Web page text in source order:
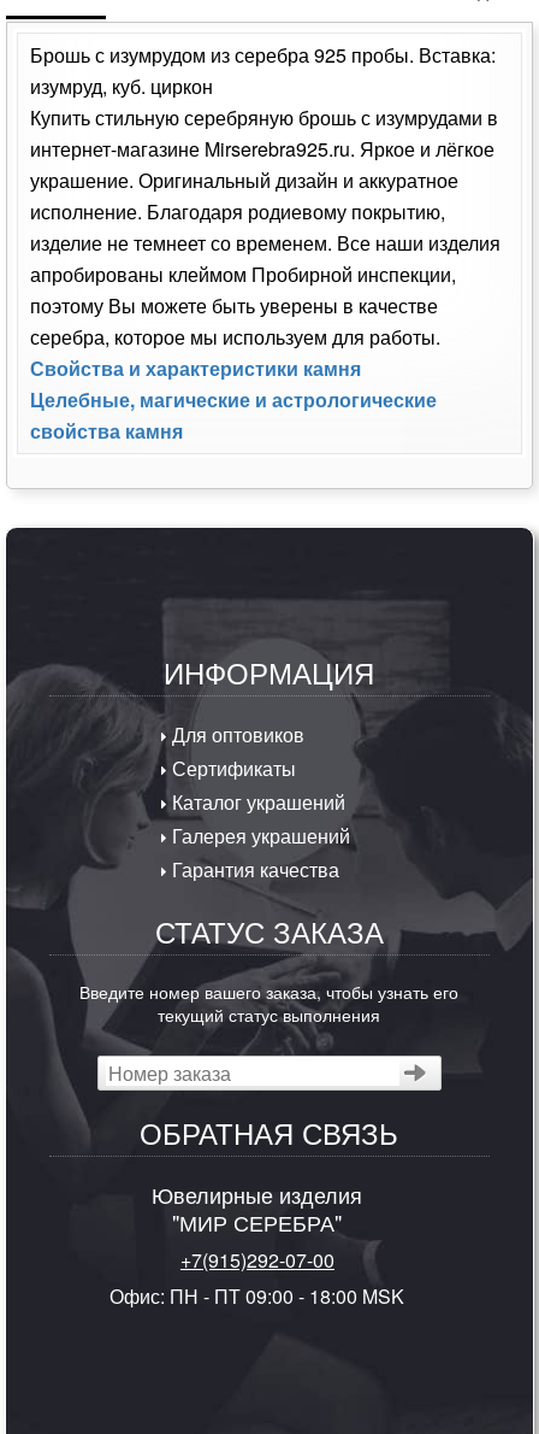
Брошь с изумрудом из серебра 925 пробы. Вставка:
изумруд, куб. циркон
Купить стильную серебряную брошь с изумрудами в
интернет-магазине Mirserebra925.ru. Яркое и лёгкое
украшение. Оригинальный дизайн и аккуратное
исполнение. Благодаря родиевому покрытию,
изделие не темнеет со временем. Все наши изделия
апробированы клеймом Пробирной инспекции,
поэтому Вы можете быть уверены в качестве
серебра, которое мы используем для работы.
Свойства и характеристики камня
Целебные, магические и астрологические
свойства камня
ИНФОРМАЦИЯ
Для оптовиков
Сертификаты
Каталог украшений
Галерея украшений
Гарантия качества
СТАТУС ЗАКАЗА
Введите номер вашего заказа, чтобы узнать его
текущий статус выполнения
ОБРАТНАЯ СВЯЗЬ
Ювелирные изделия
"МИР СЕРЕБРА"
+7(915)292-07-00
Офис: ПН - ПТ 09:00 - 18:00 MSK